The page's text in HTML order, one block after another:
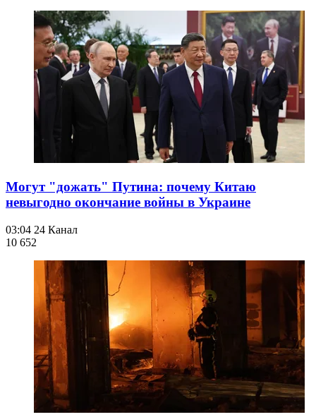
Могут "дожать" Путина: почему Китаю
невыгодно окончание войны в Украине
03:04 24 Канал
10 652